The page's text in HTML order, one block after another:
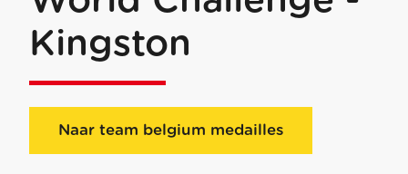
Kingston
Naar team belgium medailles